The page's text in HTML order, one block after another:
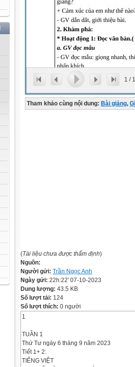
1 /
Tham khảo cùng nội dung: Bài giảng,
(Tài liệu chưa được thẩm định)
Nguồn:
Người gửi: Trần Ngọc Anh
Ngày gửi: 22h:22' 07-10-2023
Dung lượng: 43.5 KB
Số lượt tải: 124
Số lượt thích: 0 người
1
TUẦN 1
Thứ Tư ngày 6 tháng 9 năm 2023
Tiết 1+ 2:
TIẾNG VIỆT